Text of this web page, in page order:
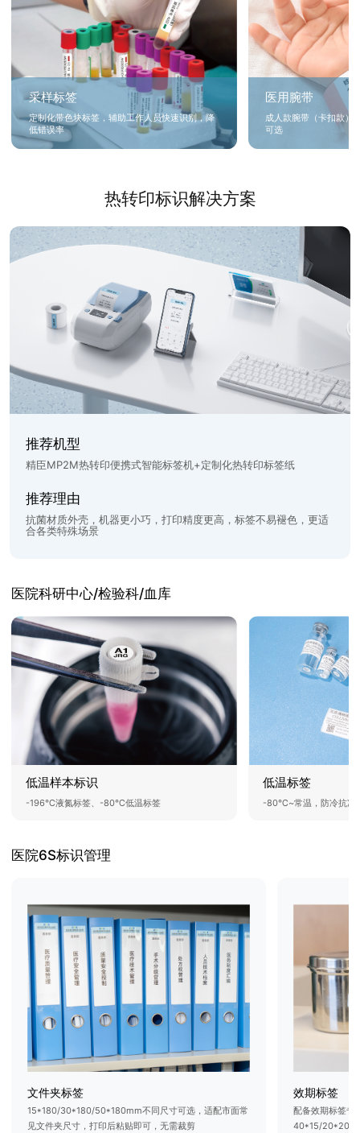
采样标签
定制化带色块标签，辅助工作人员快速识别，降
低错误率
医用腕带
成人款腕带（卡扣款）
可选
热转印标识解决方案
推荐机型
精臣MP2M热转印便携式智能标签机+定制化热转印标签纸
推荐理由
抗菌材质外壳，机器更小巧，打印精度更高，标签不易褪色，更适
合各类特殊场景
医院科研中心/检验科/血库
低温样本标识
-196℃液氮标签、-80℃低温标签
低温标签
-80℃~常温，防冷抗冻
医院6S标识管理
文件夹标签
15*180/30*180/50*180mm不同尺寸可选，适配市面常
见文件夹尺寸，打印后粘贴即可，无需裁剪
效期标签
配备效期标签专
40*15/